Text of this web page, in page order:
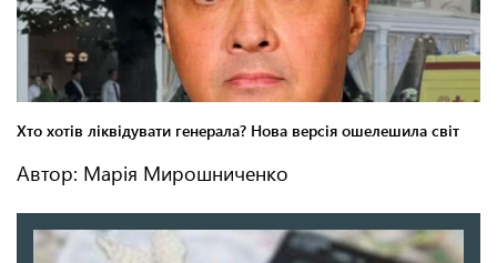
Автор: Марія Мирошниченко